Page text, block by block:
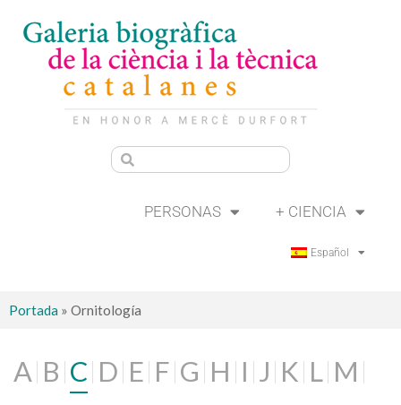
PERSONAS + CIENCIA
Español
Portada » Ornitología
A B C D E F G H I J K L M